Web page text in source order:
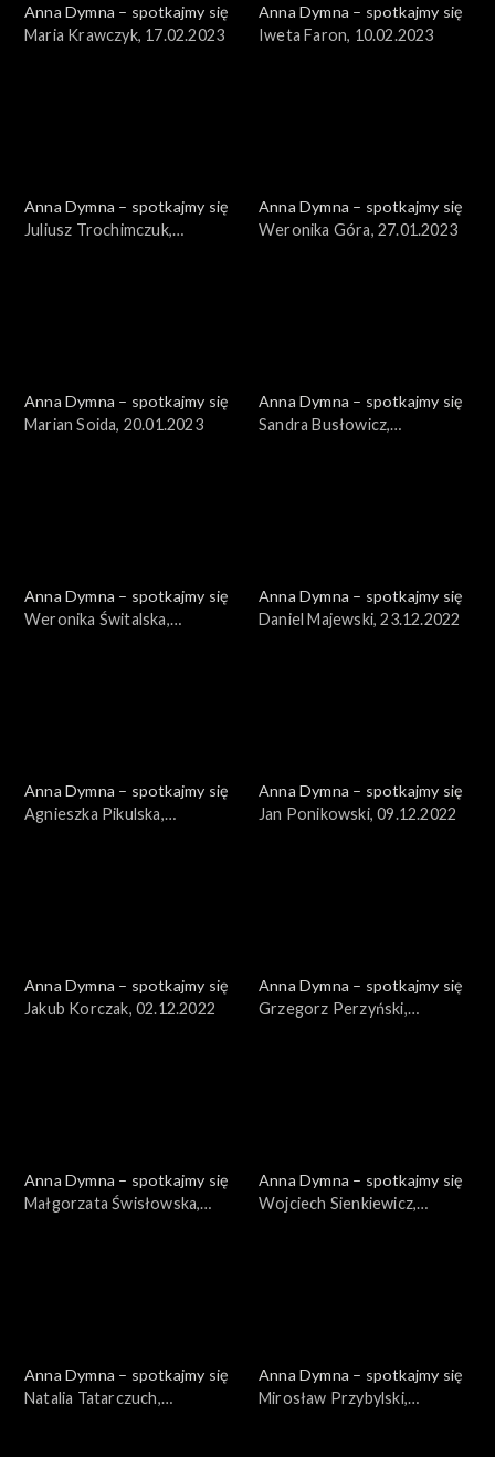
Anna Dymna – spotkajmy się
Maria Krawczyk, 17.02.2023
Anna Dymna – spotkajmy się
Iweta Faron, 10.02.2023
Anna Dymna – spotkajmy się
Juliusz Trochimczuk,
Anna Dymna – spotkajmy się
Weronika Góra, 27.01.2023
Anna Dymna – spotkajmy się
Marian Soida, 20.01.2023
Anna Dymna – spotkajmy się
Sandra Busłowicz,
Anna Dymna – spotkajmy się
Weronika Świtalska,
Anna Dymna – spotkajmy się
Daniel Majewski, 23.12.2022
Anna Dymna – spotkajmy się
Agnieszka Pikulska,
Anna Dymna – spotkajmy się
Jan Ponikowski, 09.12.2022
Anna Dymna – spotkajmy się
Jakub Korczak, 02.12.2022
Anna Dymna – spotkajmy się
Grzegorz Perzyński,
Anna Dymna – spotkajmy się
Małgorzata Świsłowska,
Anna Dymna – spotkajmy się
Wojciech Sienkiewicz,
Anna Dymna – spotkajmy się
Natalia Tatarczuch,
Anna Dymna – spotkajmy się
Mirosław Przybylski,